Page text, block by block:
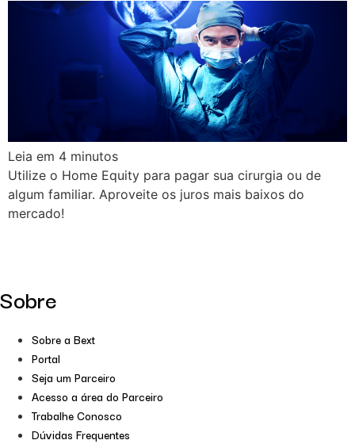
Leia em 4 minutos
Utilize o Home Equity para pagar sua cirurgia ou de
algum familiar. Aproveite os juros mais baixos do
mercado!
Sobre
Sobre a Bext
Portal
Seja um Parceiro
Acesso a área do Parceiro
Trabalhe Conosco
Dúvidas Frequentes